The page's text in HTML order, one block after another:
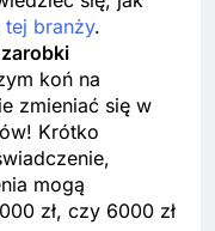
tej branży.
zarobki
koń na
zmieniać się w
Krótko
mogą
zł, czy 6000 zł